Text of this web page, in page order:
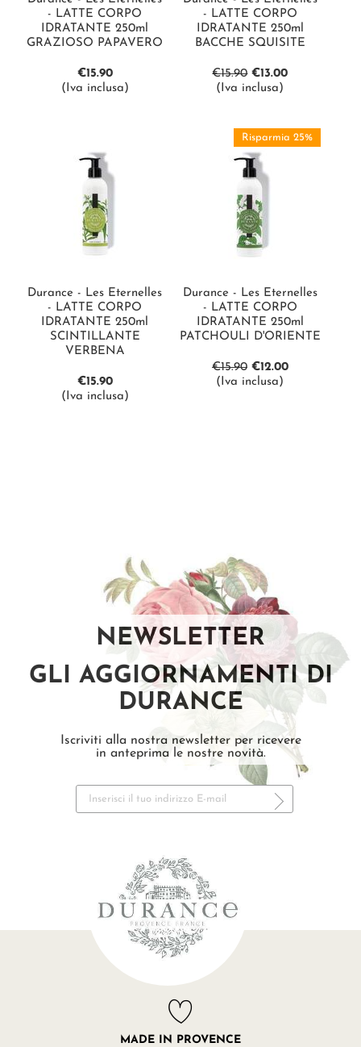
- LATTE CORPO
IDRATANTE 250ml
GRAZIOSO PAPAVERO
€15.90
(Iva inclusa)
- LATTE CORPO
IDRATANTE 250ml
BACCHE SQUISITE
€15.90 €13.00
(Iva inclusa)
Durance - Les Eternelles
- LATTE CORPO
IDRATANTE 250ml
SCINTILLANTE
VERBENA
€15.90
(Iva inclusa)
Risparmia 25%
Durance - Les Eternelles
- LATTE CORPO
IDRATANTE 250ml
PATCHOULI D'ORIENTE
€15.90 €12.00
(Iva inclusa)
NEWSLETTER
GLI AGGIORNAMENTI DI
DURANCE
Iscriviti alla nostra newsletter per ricevere
in anteprima le nostre novità.
MADE IN PROVENCE